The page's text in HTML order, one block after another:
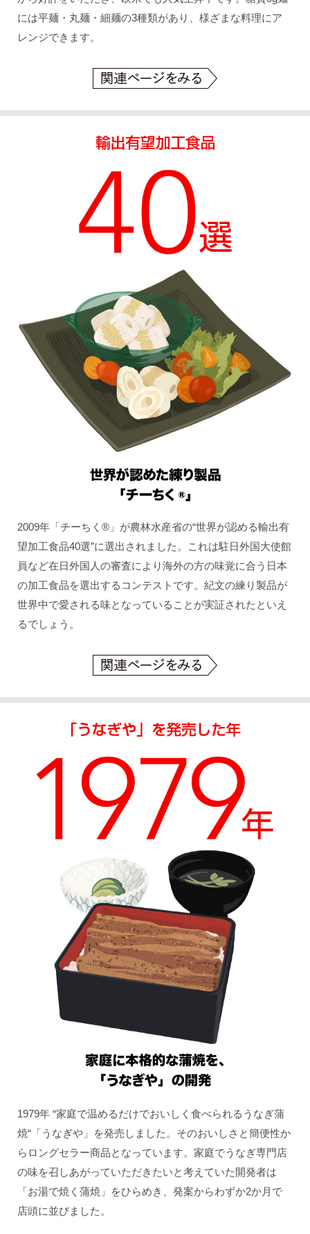
には平麺・丸麺・細麺の3種類があり、様ざまな料理にア
レンジできます。
2009年「チーちく®」が農林水産省の“世界が認める輸出有
望加工食品40選”に選出されました。これは駐日外国大使館
員など在日外国人の審査により海外の方の味覚に合う日本
の加工食品を選出するコンテストです。紀文の練り製品が
世界中で愛される味となっていることが実証されたといえ
るでしょう。
1979年 “家庭で温めるだけでおいしく食べられるうなぎ蒲
焼“「うなぎや」を発売しました。そのおいしさと簡便性か
らロングセラー商品となっています。家庭でうなぎ専門店
の味を召しあがっていただきたいと考えていた開発者は
「お湯で焼く蒲焼」をひらめき、発案からわずか2か月で
店頭に並びました。